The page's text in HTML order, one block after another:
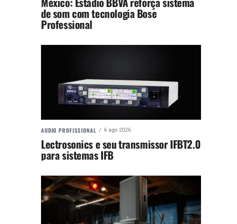
de som com tecnologia Bose
Professional
AUDIO PROFISSIONAL 6 ago 2026
Lectrosonics e seu transmissor IFBT2.0
para sistemas IFB